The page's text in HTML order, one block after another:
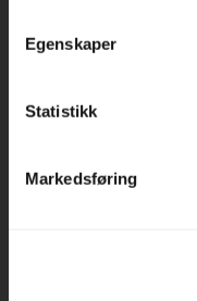
Egenskaper
Statistikk
Markedsføring